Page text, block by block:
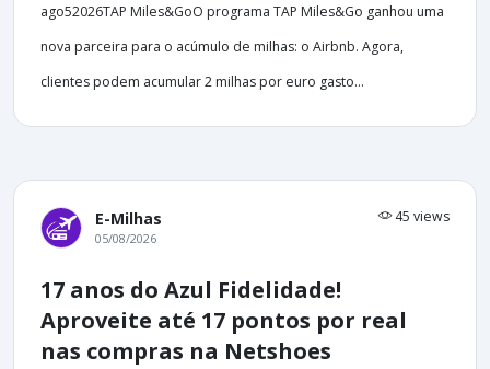
ago52026TAP Miles&GoO programa TAP Miles&Go ganhou uma
nova parceira para o acúmulo de milhas: o Airbnb. Agora,
clientes podem acumular 2 milhas por euro gasto...
E-Milhas 45 views
05/08/2026
17 anos do Azul Fidelidade!
Aproveite até 17 pontos por real
nas compras na Netshoes